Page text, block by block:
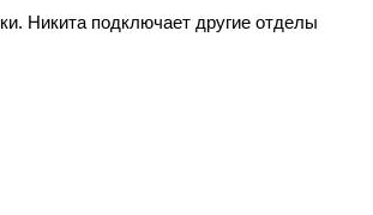
Никита подключает другие отделы